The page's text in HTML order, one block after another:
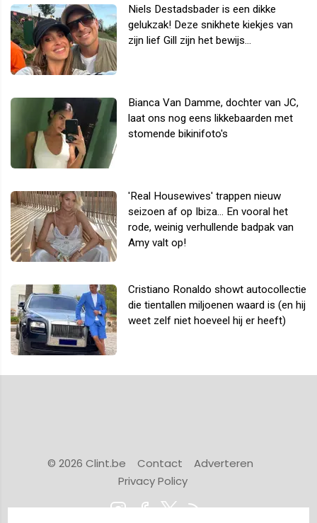
Niels Destadsbader is een dikke
gelukzak! Deze snikhete kiekjes van
zijn lief Gill zijn het bewijs...
Bianca Van Damme, dochter van JC,
laat ons nog eens likkebaarden met
stomende bikinifoto's
'Real Housewives' trappen nieuw
seizoen af op Ibiza... En vooral het
rode, weinig verhullende badpak van
Amy valt op!
Cristiano Ronaldo showt autocollectie
die tientallen miljoenen waard is (en hij
weet zelf niet hoeveel hij er heeft)
© 2026 Clint.be Contact
Adverteren
Privacy Policy